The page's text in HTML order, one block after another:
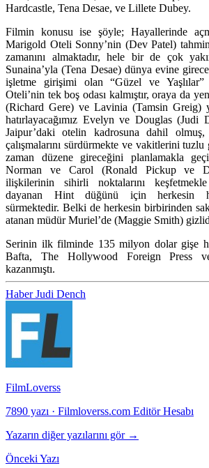
Hardcastle, Tena Desae, ve Lillete Dubey.
Filmin konusu ise şöyle; Hayallerinde
Marigold Oteli Sonny’nin (Dev Patel)
zamanını almaktadır, hele bir de çok
Sunaina’yla (Tena Desae) dünya evine
işletme girişimi olan “Güzel ve Yaşlılar”
Oteli’nin tek boş odası kalmıştır, oraya da
(Richard Gere) ve Lavinia (Tamsin Greig)
hatırlayacağımız Evelyn ve Douglas
Jaipur’daki otelin kadrosuna dahil
çalışmalarını sürdürmekte ve vakitlerini
zaman düzene gireceğini planlamakla
Norman ve Carol (Ronald Pickup ve
ilişkilerinin sihirli noktalarını
dayanan Hint düğünü için herkesin
sürmektedir. Belki de herkesin birbirinden
atanan müdür Muriel’de (Maggie Smith)
Serinin ilk filminde 135 milyon dolar gişe
Bafta, The Hollywood Foreign Press
kazanmıştı.
HaberJudi Dench
FilmLoverss
7890 yazı · Filmloverss.com Editör Hesabı
Yazarın diğer yazılarını gör →
Önceki Yazı